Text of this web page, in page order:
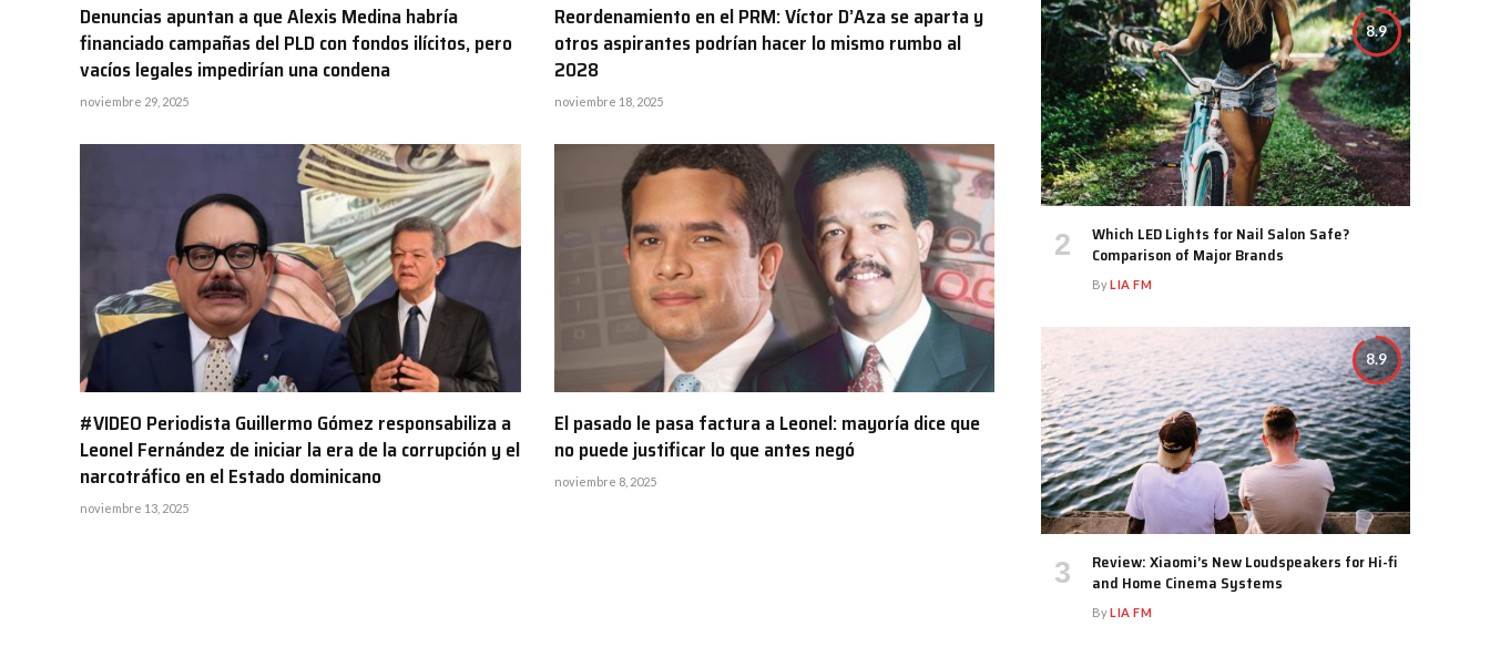
Denuncias apuntan a que Alexis Medina habría
financiado campañas del PLD con fondos ilícitos, pero
vacíos legales impedirían una condena
noviembre 29, 2025
Reordenamiento en el PRM: Víctor D’Aza se aparta y
otros aspirantes podrían hacer lo mismo rumbo al
2028
noviembre 18, 2025
#VIDEO Periodista Guillermo Gómez responsabiliza a
Leonel Fernández de iniciar la era de la corrupción y el
narcotráfico en el Estado dominicano
noviembre 13, 2025
El pasado le pasa factura a Leonel: mayoría dice que
no puede justificar lo que antes negó
noviembre 8, 2025
8.9
Which LED Lights for Nail Salon Safe?
Comparison of Major Brands
ByLIA FM
8.9
Review: Xiaomi’s New Loudspeakers for Hi-fi
and Home Cinema Systems
ByLIA FM